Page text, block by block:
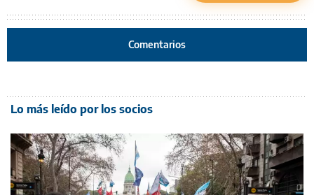
Comentarios
Lo más leído por los socios